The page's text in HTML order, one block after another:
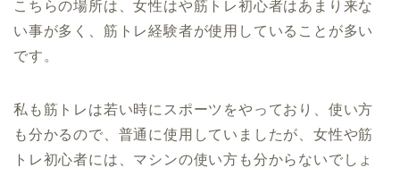
こちらの場所は、女性はや筋トレ初心者はあまり来な
い事が多く、筋トレ経験者が使用していることが多い
です。
私も筋トレは若い時にスポーツをやっており、使い方
も分かるので、普通に使用していましたが、女性や筋
トレ初心者には、マシンの使い方も分からないでしょ